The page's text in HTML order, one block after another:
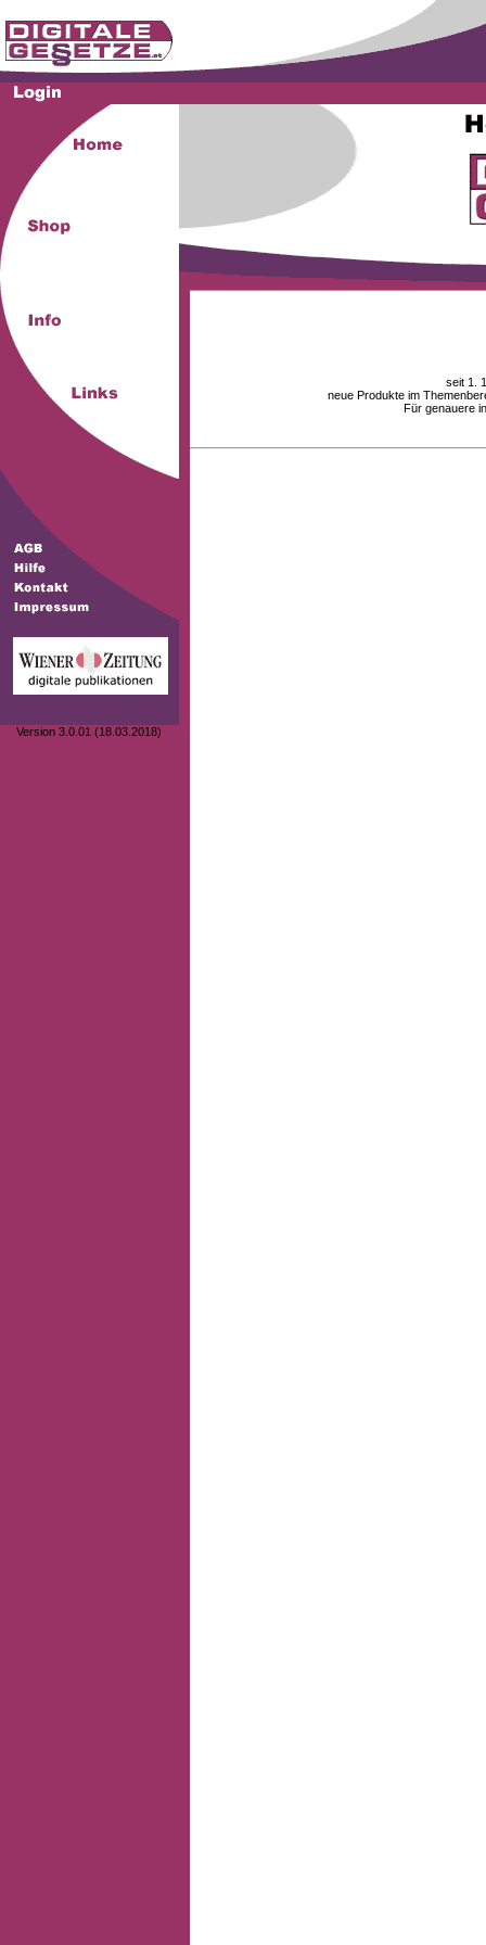
Version 3.0.01 (18.03.2018)
seit 1.
neue Produkte im
Für genauere